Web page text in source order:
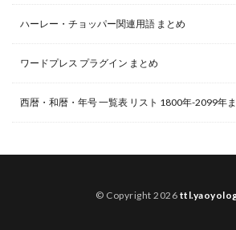
ハーレー・チョッパー関連用語 まとめ
ワードプレス プラグイン まとめ
西暦・和暦・年号 一覧表 リスト 1800年-2099年
© Copyright 2026